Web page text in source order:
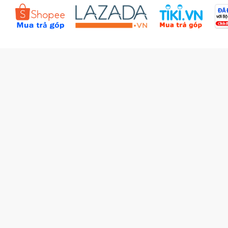
Câu hỏi thường gặp (FAQs)
Kiểm tra đơn hàng
Đặt hàng theo yêu cầu